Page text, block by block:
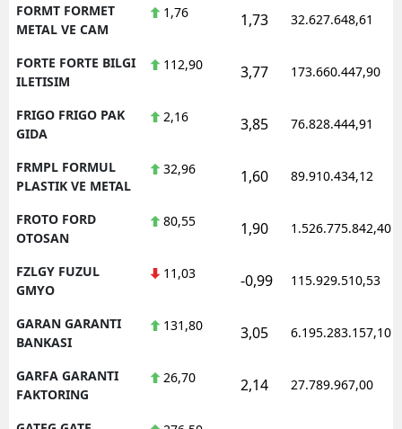
FORMT FORMET
METAL VE CAM
1,76 1,73 32.627.648,61
FORTE FORTE BILGI
ILETISIM
112,90 3,77 173.660.447,90
FRIGO FRIGO PAK
GIDA
2,16 3,85 76.828.444,91
FRMPL FORMUL
PLASTIK VE METAL
32,96 1,60 89.910.434,12
FROTO FORD
OTOSAN
80,55 1,90 1.526.775.842,40
FZLGY FUZUL
GMYO
11,03 -0,99 115.929.510,53
GARAN GARANTI
BANKASI
131,80 3,05 6.195.283.157,10
GARFA GARANTI
FAKTORING
26,70 2,14 27.789.967,00